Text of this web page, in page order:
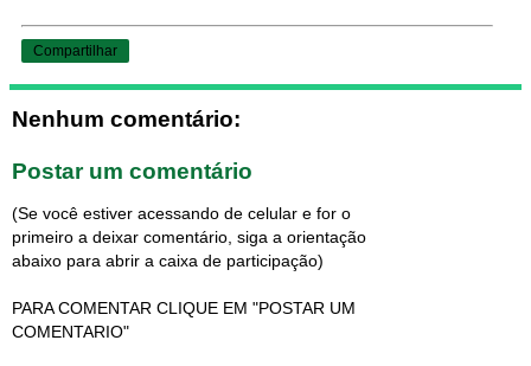
Compartilhar
Nenhum comentário:
Postar um comentário
(Se você estiver acessando de celular e for o
primeiro a deixar comentário, siga a orientação
abaixo para abrir a caixa de participação)
PARA COMENTAR CLIQUE EM "POSTAR UM
COMENTARIO"